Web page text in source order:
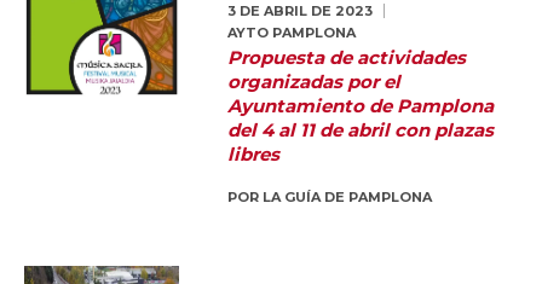
3 DE ABRIL DE 2023
AYTO PAMPLONA
Propuesta de actividades
organizadas por el
Ayuntamiento de Pamplona
del 4 al 11 de abril con plazas
libres
POR LA GUÍA DE PAMPLONA